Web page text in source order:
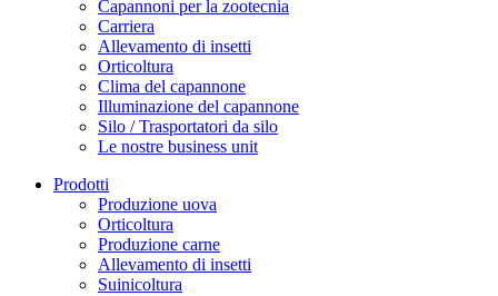
Capannoni per la zootecnia
Carriera
Allevamento di insetti
Orticoltura
Clima del capannone
Illuminazione del capannone
Silo / Trasportatori da silo
Le nostre business unit
Prodotti
Produzione uova
Orticoltura
Produzione carne
Allevamento di insetti
Suinicoltura